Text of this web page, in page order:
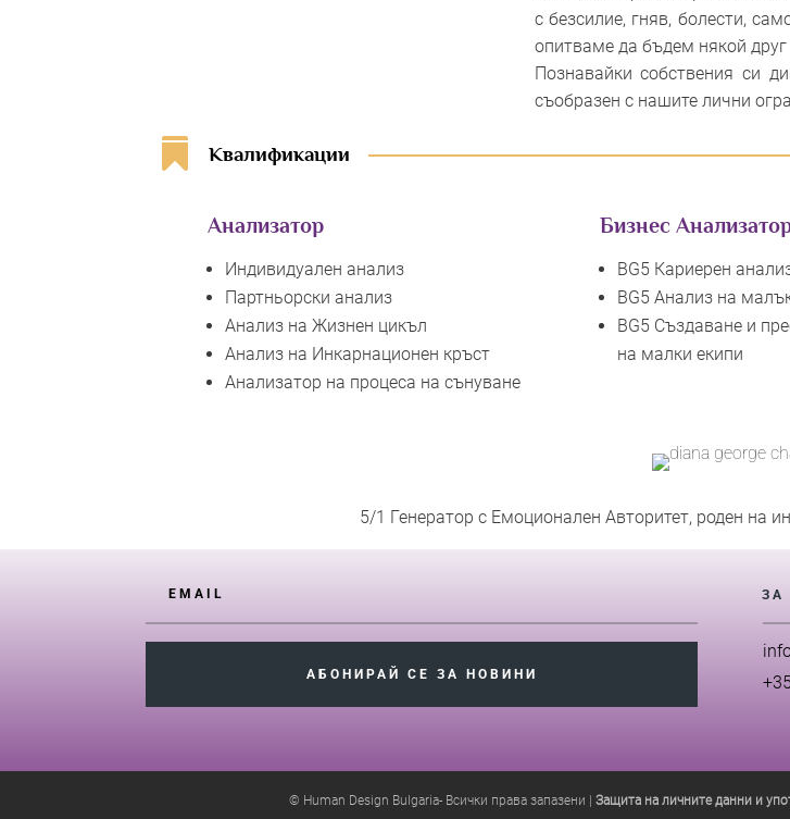
с безсилие, гняв, болести,
опитваме да бъдем някой
Познавайки собствения си
съобразен с нашите лични
 Квалификации
Анализатор
Индивидуален анализ
Партньорски анализ
Анализ на Жизнен цикъл
Анализ на Инкарнационен кръст
Анализатор на процеса на сънуване
Бизнес
BG5 Кариерен
BG5 Анализ на
BG5 Създаване и
на малки екипи
5/1 Генератор с Емоционален Авторитет, роден на
АБОНИРАЙ СЕ ЗА НОВИНИ
ЗА
© Human Design Bulgaria- Всички права запазени | Защита на личните данни и